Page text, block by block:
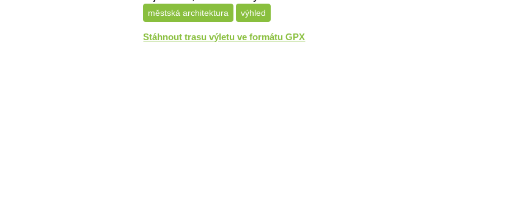
městská architektura výhled
Stáhnout trasu výletu ve formátu GPX